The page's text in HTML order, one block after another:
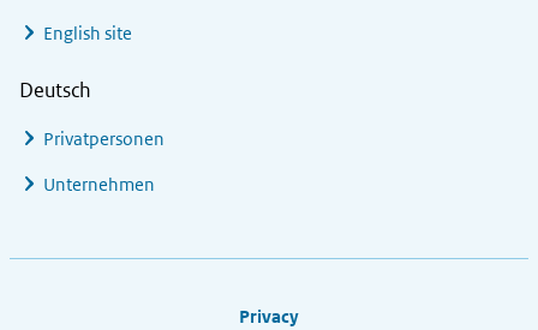
English site
Deutsch
Privatpersonen
Unternehmen
Privacy